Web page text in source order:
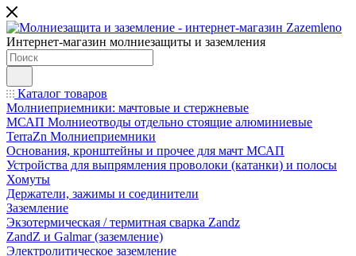
Интернет-магазин молниезащиты и заземления
Каталог товаров
Молниеприемники: мачтовые и стержневые
МСАП Молниеотводы отдельно стоящие алюминиевые
TerraZn Молниеприемники
Основания, кронштейны и прочее для мачт МСАП
Устройства для выпрямления проволоки (катанки) и полосы
Хомуты
Держатели, зажимы и соединители
Заземление
Экзотермическая / термитная сварка Zandz
ZandZ и Galmar (заземление)
Электролитическое заземление